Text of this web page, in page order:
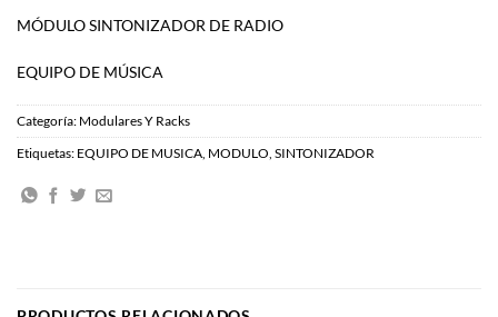
MÓDULO SINTONIZADOR DE RADIO
EQUIPO DE MÚSICA
Categoría: Modulares Y Racks
Etiquetas: EQUIPO DE MUSICA MODULO SINTONIZADOR